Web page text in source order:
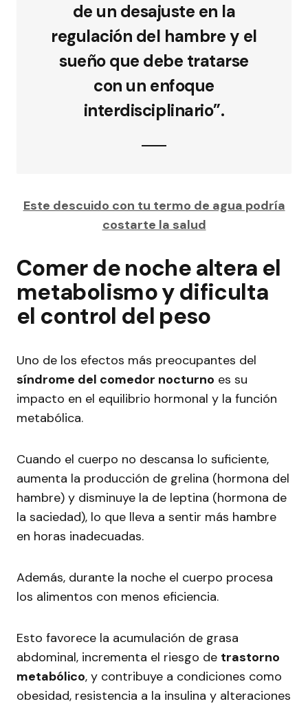
de un desajuste en la
regulación del hambre y el
sueño que debe tratarse
con un enfoque
interdisciplinario”.
Este descuido con tu termo de agua podría
costarte la salud
Comer de noche altera el
metabolismo y dificulta
el control del peso
Uno de los efectos más preocupantes del
síndrome del comedor nocturno es su
impacto en el equilibrio hormonal y la función
metabólica.
Cuando el cuerpo no descansa lo suficiente,
aumenta la producción de grelina (hormona del
hambre) y disminuye la de leptina (hormona de
la saciedad), lo que lleva a sentir más hambre
en horas inadecuadas.
Además, durante la noche el cuerpo procesa
los alimentos con menos eficiencia.
Esto favorece la acumulación de grasa
abdominal, incrementa el riesgo de trastorno
metabólico, y contribuye a condiciones como
obesidad, resistencia a la insulina y alteraciones